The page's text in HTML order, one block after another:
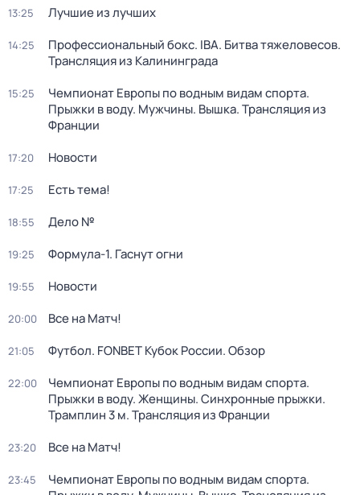
13:25 Лучшие из лучших
14:25
Профессиональный бокс. IBA. Битва тяжеловесов.
Трансляция из Калининграда
15:25
Чемпионат Европы по водным видам спорта.
Прыжки в воду. Мужчины. Вышка. Трансляция из
Франции
17:20 Новости
17:25 Есть тема!
18:55 Дело №
19:25 Формула-1. Гаснут огни
19:55 Новости
20:00 Все на Матч!
21:05 Футбол. FONBET Кубок России. Обзор
22:00
Чемпионат Европы по водным видам спорта.
Прыжки в воду. Женщины. Синхронные прыжки.
Трамплин 3 м. Трансляция из Франции
23:20 Все на Матч!
23:45
Чемпионат Европы по водным видам спорта.